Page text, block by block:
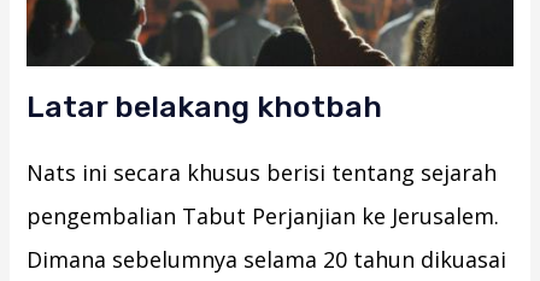
Latar belakang khotbah
Nats ini secara khusus berisi tentang sejarah
pengembalian Tabut Perjanjian ke Jerusalem.
Dimana sebelumnya selama 20 tahun dikuasai